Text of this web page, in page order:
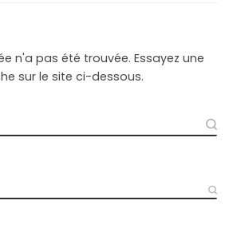
n'a pas été trouvée. Essayez une
sur le site ci-dessous.